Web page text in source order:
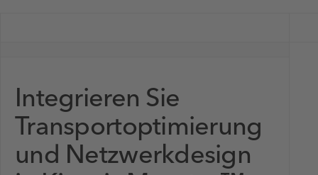
Integrieren Sie
Transportoptimierung
und Netzwerkdesign